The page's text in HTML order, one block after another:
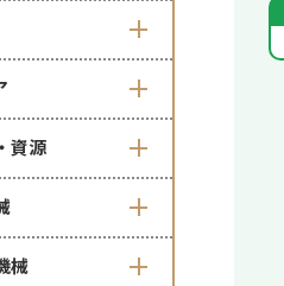
資源
械